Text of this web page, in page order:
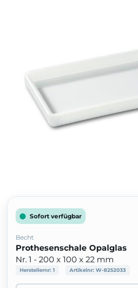
Sofort verfügbar
Becht
Prothesenschale Opalglas
Nr. 1 - 200 x 100 x 22 mm
Herstellernr: 1 Artikelnr: W-8252033